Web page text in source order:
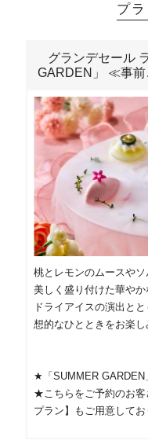
プ
グランデセール
GARDEN」 ≪事
桃とレモンのムースや
美しく盛り付けた華やか
ドライアイスの演出と
想的なひとときをお楽し
★「SUMMER GARDEN
★こちらをご予約のお客
プラン】もご用意してお